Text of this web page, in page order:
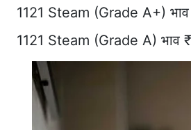
1121 Steam (Grade A+)
1121 Steam (Grade A) भाव